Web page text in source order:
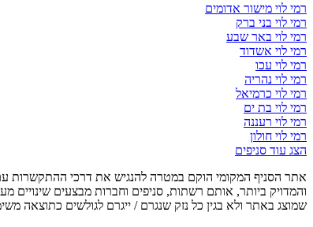
רמי לוי מישור אדומים
רמי לוי בני ברק
רמי לוי באר שבע
רמי לוי אשדוד
רמי לוי עכו
רמי לוי נהריה
רמי לוי כרמיאל
רמי לוי בת ים
רמי לוי רעננה
רמי לוי חולון
הצג עוד סניפים
אתר הסניף המקומי הוקם במטרה להנגיש את דרכי ההתקשרות
והמדויק ביותר, אותם רשתות, סניפים וחברות מבצעים
שמוצג באתר ולא בגין כל נזק שנגרם / ייגרם לגולשים כתוצאה